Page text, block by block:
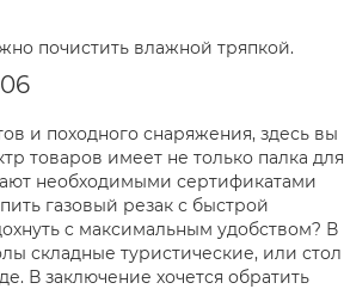
почистить влажной тряпкой.
и походного снаряжения, здесь вы
товаров имеет не только палка для
необходимыми сертификатами
газовый резак с быстрой
c максимальным удобством? В
складные туристические, или стол
В заключение хочется обратить